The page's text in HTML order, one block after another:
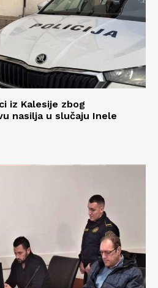
iz Kalesije zbog
nasilja u slučaju Inele